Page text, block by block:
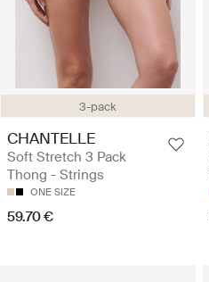
3-pack
CHANTELLE
Soft Stretch 3 Pack
Thong - Strings
ONE SIZE
59.70 €